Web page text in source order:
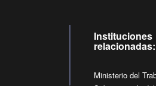
Instituciones
Ministerio del